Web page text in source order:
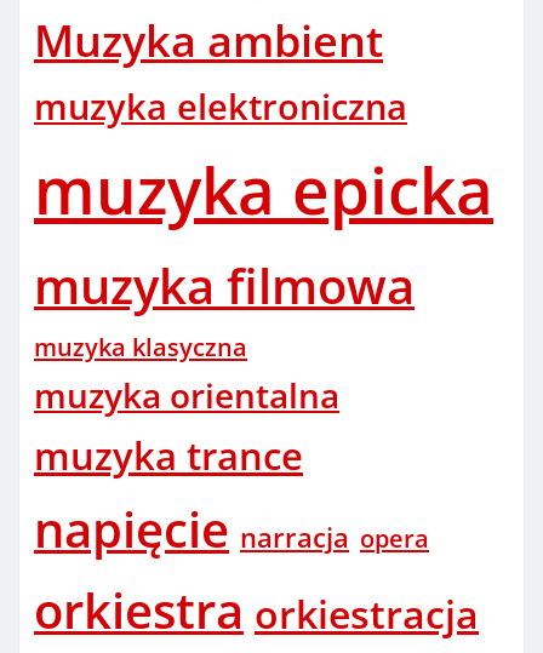
Muzyka ambient
muzyka elektroniczna
muzyka epicka
muzyka filmowa
muzyka klasyczna
muzyka orientalna
muzyka trance
napięcie narracja opera
orkiestra orkiestracja